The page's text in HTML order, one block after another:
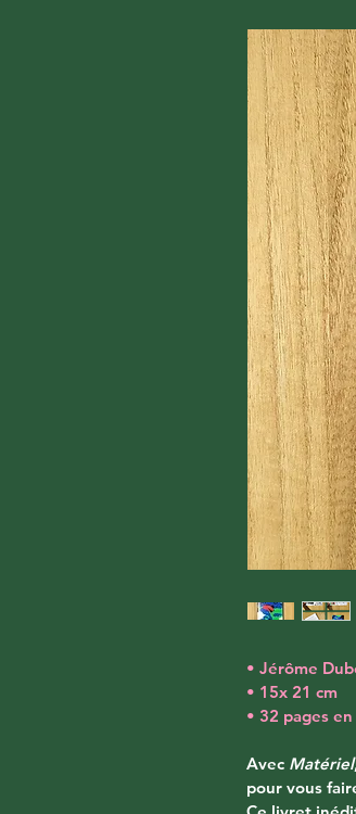
• Jérôme
• 15x 21 cm
• 32 pages
Avec Matériel
pour vous